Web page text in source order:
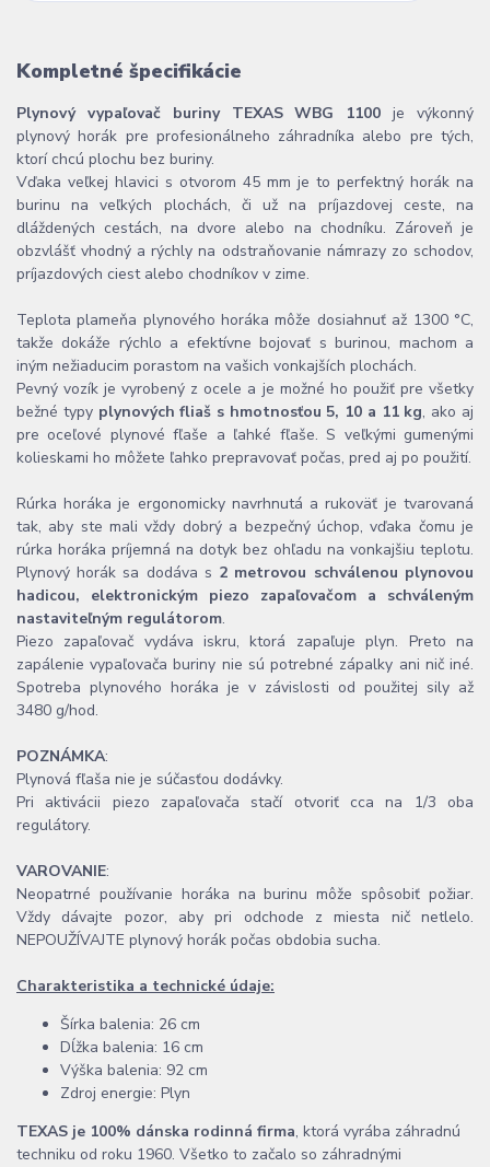
Kompletné špecifikácie
Plynový vypaľovač buriny TEXAS WBG 1100 je výkonný
plynový horák pre profesionálneho záhradníka alebo pre tých,
ktorí chcú plochu bez buriny.
Vďaka veľkej hlavici s otvorom 45 mm je to perfektný horák na
burinu na veľkých plochách, či už na príjazdovej ceste, na
dláždených cestách, na dvore alebo na chodníku. Zároveň je
obzvlášť vhodný a rýchly na odstraňovanie námrazy zo schodov,
príjazdových ciest alebo chodníkov v zime.
Teplota plameňa plynového horáka môže dosiahnuť až 1300 °C,
takže dokáže rýchlo a efektívne bojovať s burinou, machom a
iným nežiaducim porastom na vašich vonkajších plochách.
Pevný vozík je vyrobený z ocele a je možné ho použiť pre všetky
bežné typy plynových fliaš s hmotnosťou 5, 10 a 11 kg, ako aj
pre oceľové plynové fľaše a ľahké fľaše. S veľkými gumenými
kolieskami ho môžete ľahko prepravovať počas, pred aj po použití.
Rúrka horáka je ergonomicky navrhnutá a rukoväť je tvarovaná
tak, aby ste mali vždy dobrý a bezpečný úchop, vďaka čomu je
rúrka horáka príjemná na dotyk bez ohľadu na vonkajšiu teplotu.
Plynový horák sa dodáva s 2 metrovou schválenou plynovou
hadicou, elektronickým piezo zapaľovačom a schváleným
nastaviteľným regulátorom.
Piezo zapaľovač vydáva iskru, ktorá zapaľuje plyn. Preto na
zapálenie vypaľovača buriny nie sú potrebné zápalky ani nič iné.
Spotreba plynového horáka je v závislosti od použitej sily až
3480 g/hod.
POZNÁMKA:
Plynová fľaša nie je súčasťou dodávky.
Pri aktivácii piezo zapaľovača stačí otvoriť cca na 1/3 oba
regulátory.
VAROVANIE:
Neopatrné používanie horáka na burinu môže spôsobiť požiar.
Vždy dávajte pozor, aby pri odchode z miesta nič netlelo.
NEPOUŽÍVAJTE plynový horák počas obdobia sucha.
Charakteristika a technické údaje:
Šírka balenia: 26 cm
Dĺžka balenia: 16 cm
Výška balenia: 92 cm
Zdroj energie: Plyn
TEXAS je 100% dánska rodinná firma, ktorá vyrába záhradnú
techniku od roku 1960. Všetko to začalo so záhradnými